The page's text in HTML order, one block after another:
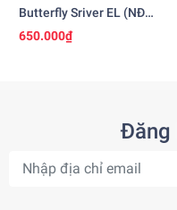
Butterfly Sriver EL (NĐ
Nhật)
650.000₫
Đăng